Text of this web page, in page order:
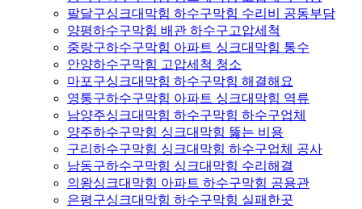
팔달구싱크대막힘 하수구막힘 수리비 공동부담
양평하수구막힘 배관 하수구고압세척
중랑구하수구막힘 아파트 싱크대막힘 통수
안양하수구막힘 고압세척 청소
마포구싱크대막힘 하수구막힘 해결해요
영통구하수구막힘 아파트 싱크대막힘 역류
남양주싱크대막힘 하수구막힘 하수구업체
양주하수구막힘 싱크대막힘 뚫는 비용
구리하수구막힘 싱크대막힘 하수구업체 공사
남동구하수구막힘 싱크대막힘 수리해결
의왕싱크대막힘 아파트 하수구막힘 공용관
은평구싱크대막힘 하수구막힘 실패한곳